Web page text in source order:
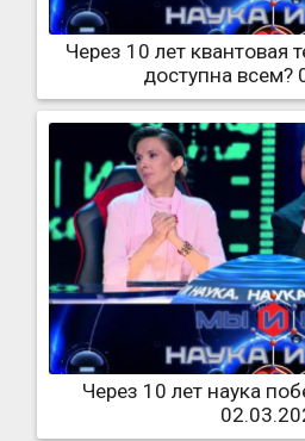
Через 10 лет квантовая
доступна всем?
Через 10 лет наука